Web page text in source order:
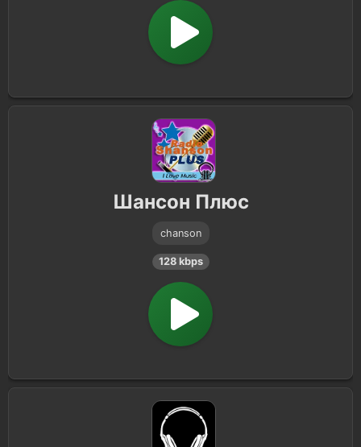
Шансон Плюс
chanson
128 kbps